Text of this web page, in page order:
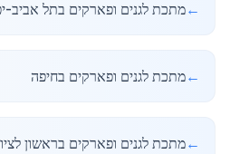
←מתכת לגנים ופארקים בתל אביב-
←מתכת לגנים ופארקים בחיפה
←מתכת לגנים ופארקים בראשון